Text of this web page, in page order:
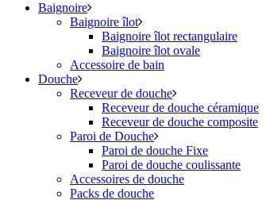
Baignoire
Baignoire îlot
Baignoire îlot rectangulaire
Baignoire îlot ovale
Accessoire de bain
Douche
Receveur de douche
Receveur de douche céramique
Receveur de douche composite
Paroi de Douche
Paroi de douche Fixe
Paroi de douche coulissante
Accessoires de douche
Packs de douche